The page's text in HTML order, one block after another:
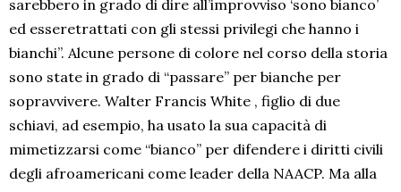
sarebbero in grado di dire all’improvviso ‘sono bianco’
ed esseretrattati con gli stessi privilegi che hanno i
bianchi”. Alcune persone di colore nel corso della storia
sono state in grado di “passare” per bianche per
sopravvivere. Walter Francis White , figlio di due
schiavi, ad esempio, ha usato la sua capacità di
mimetizzarsi come “bianco” per difendere i diritti civili
degli afroamericani come leader della NAACP. Ma alla